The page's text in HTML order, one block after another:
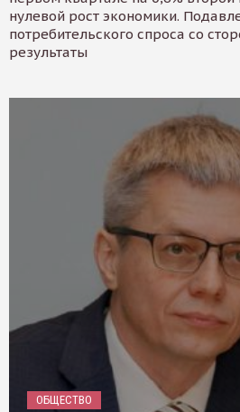
нулевой рост экономики.
потребительского спроса со
результаты
ОБЩЕСТВО